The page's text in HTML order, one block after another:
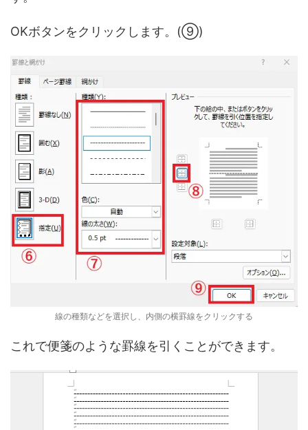
OKボタンをクリックします。(⑨)
線の種類などを選択し、内側の横罫線をクリックする
これで便箋のような罫線を引くことができます。